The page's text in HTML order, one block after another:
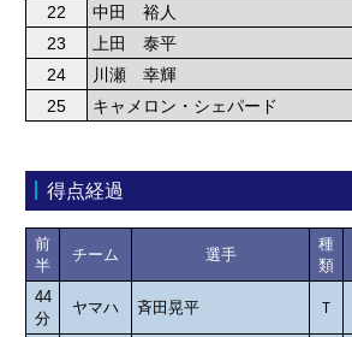
22
中田 裕人
23
上田 泰平
24
川瀬 幸輝
25
キャメロン・シェパード
得点経過
前
半
チーム 選手
種
類
44
分
ヤマハ 斉田晃平 Ｔ